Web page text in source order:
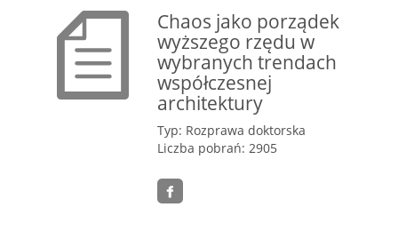
Chaos jako porządek
wyższego rzędu w
wybranych trendach
współczesnej
architektury
Typ: Rozprawa doktorska
Liczba pobrań: 2905